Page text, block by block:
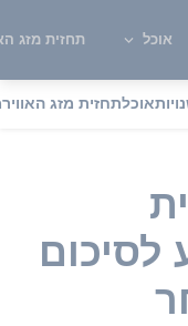
אוכל תחזית מזג
אוכלתחזית מזג האוויר
לסיכום